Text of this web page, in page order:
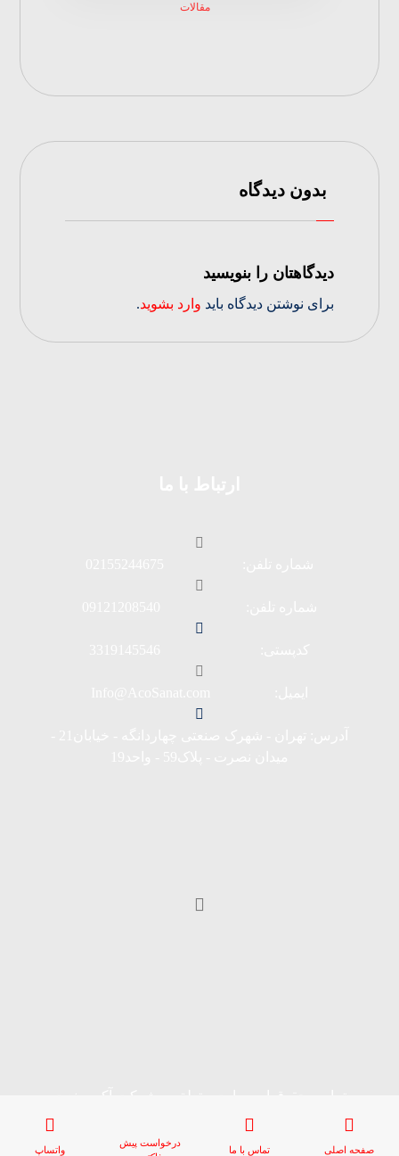
مقالات
بدون دیدگاه
دیدگاهتان را بنویسید
برای نوشتن دیدگاه باید وارد بشوید.
صفحه اصلی تماس با ما
درخواست پیش
واتساپ